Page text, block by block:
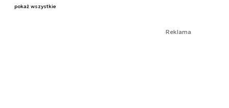
pokaż wszystkie
Reklama